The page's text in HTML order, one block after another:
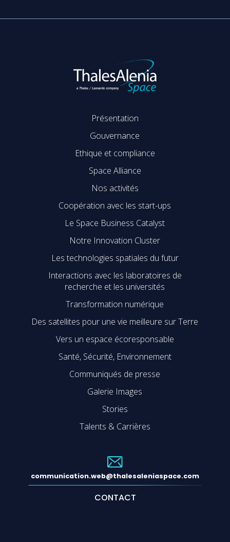
Présentation
Gouvernance
Ethique et compliance
Space Alliance
Nos activités
Coopération avec les start-ups
Le Space Business Catalyst
Notre Innovation Cluster
Les technologies spatiales du futur
Interactions avec les laboratoires de
recherche et les universités
Transformation numérique
Des satellites pour une vie meilleure sur Terre
Vers un espace écoresponsable
Santé, Sécurité, Environnement
Communiqués de presse
Galerie Images
Stories
Talents & Carrières
communication.web@thalesaleniaspace.com
CONTACT